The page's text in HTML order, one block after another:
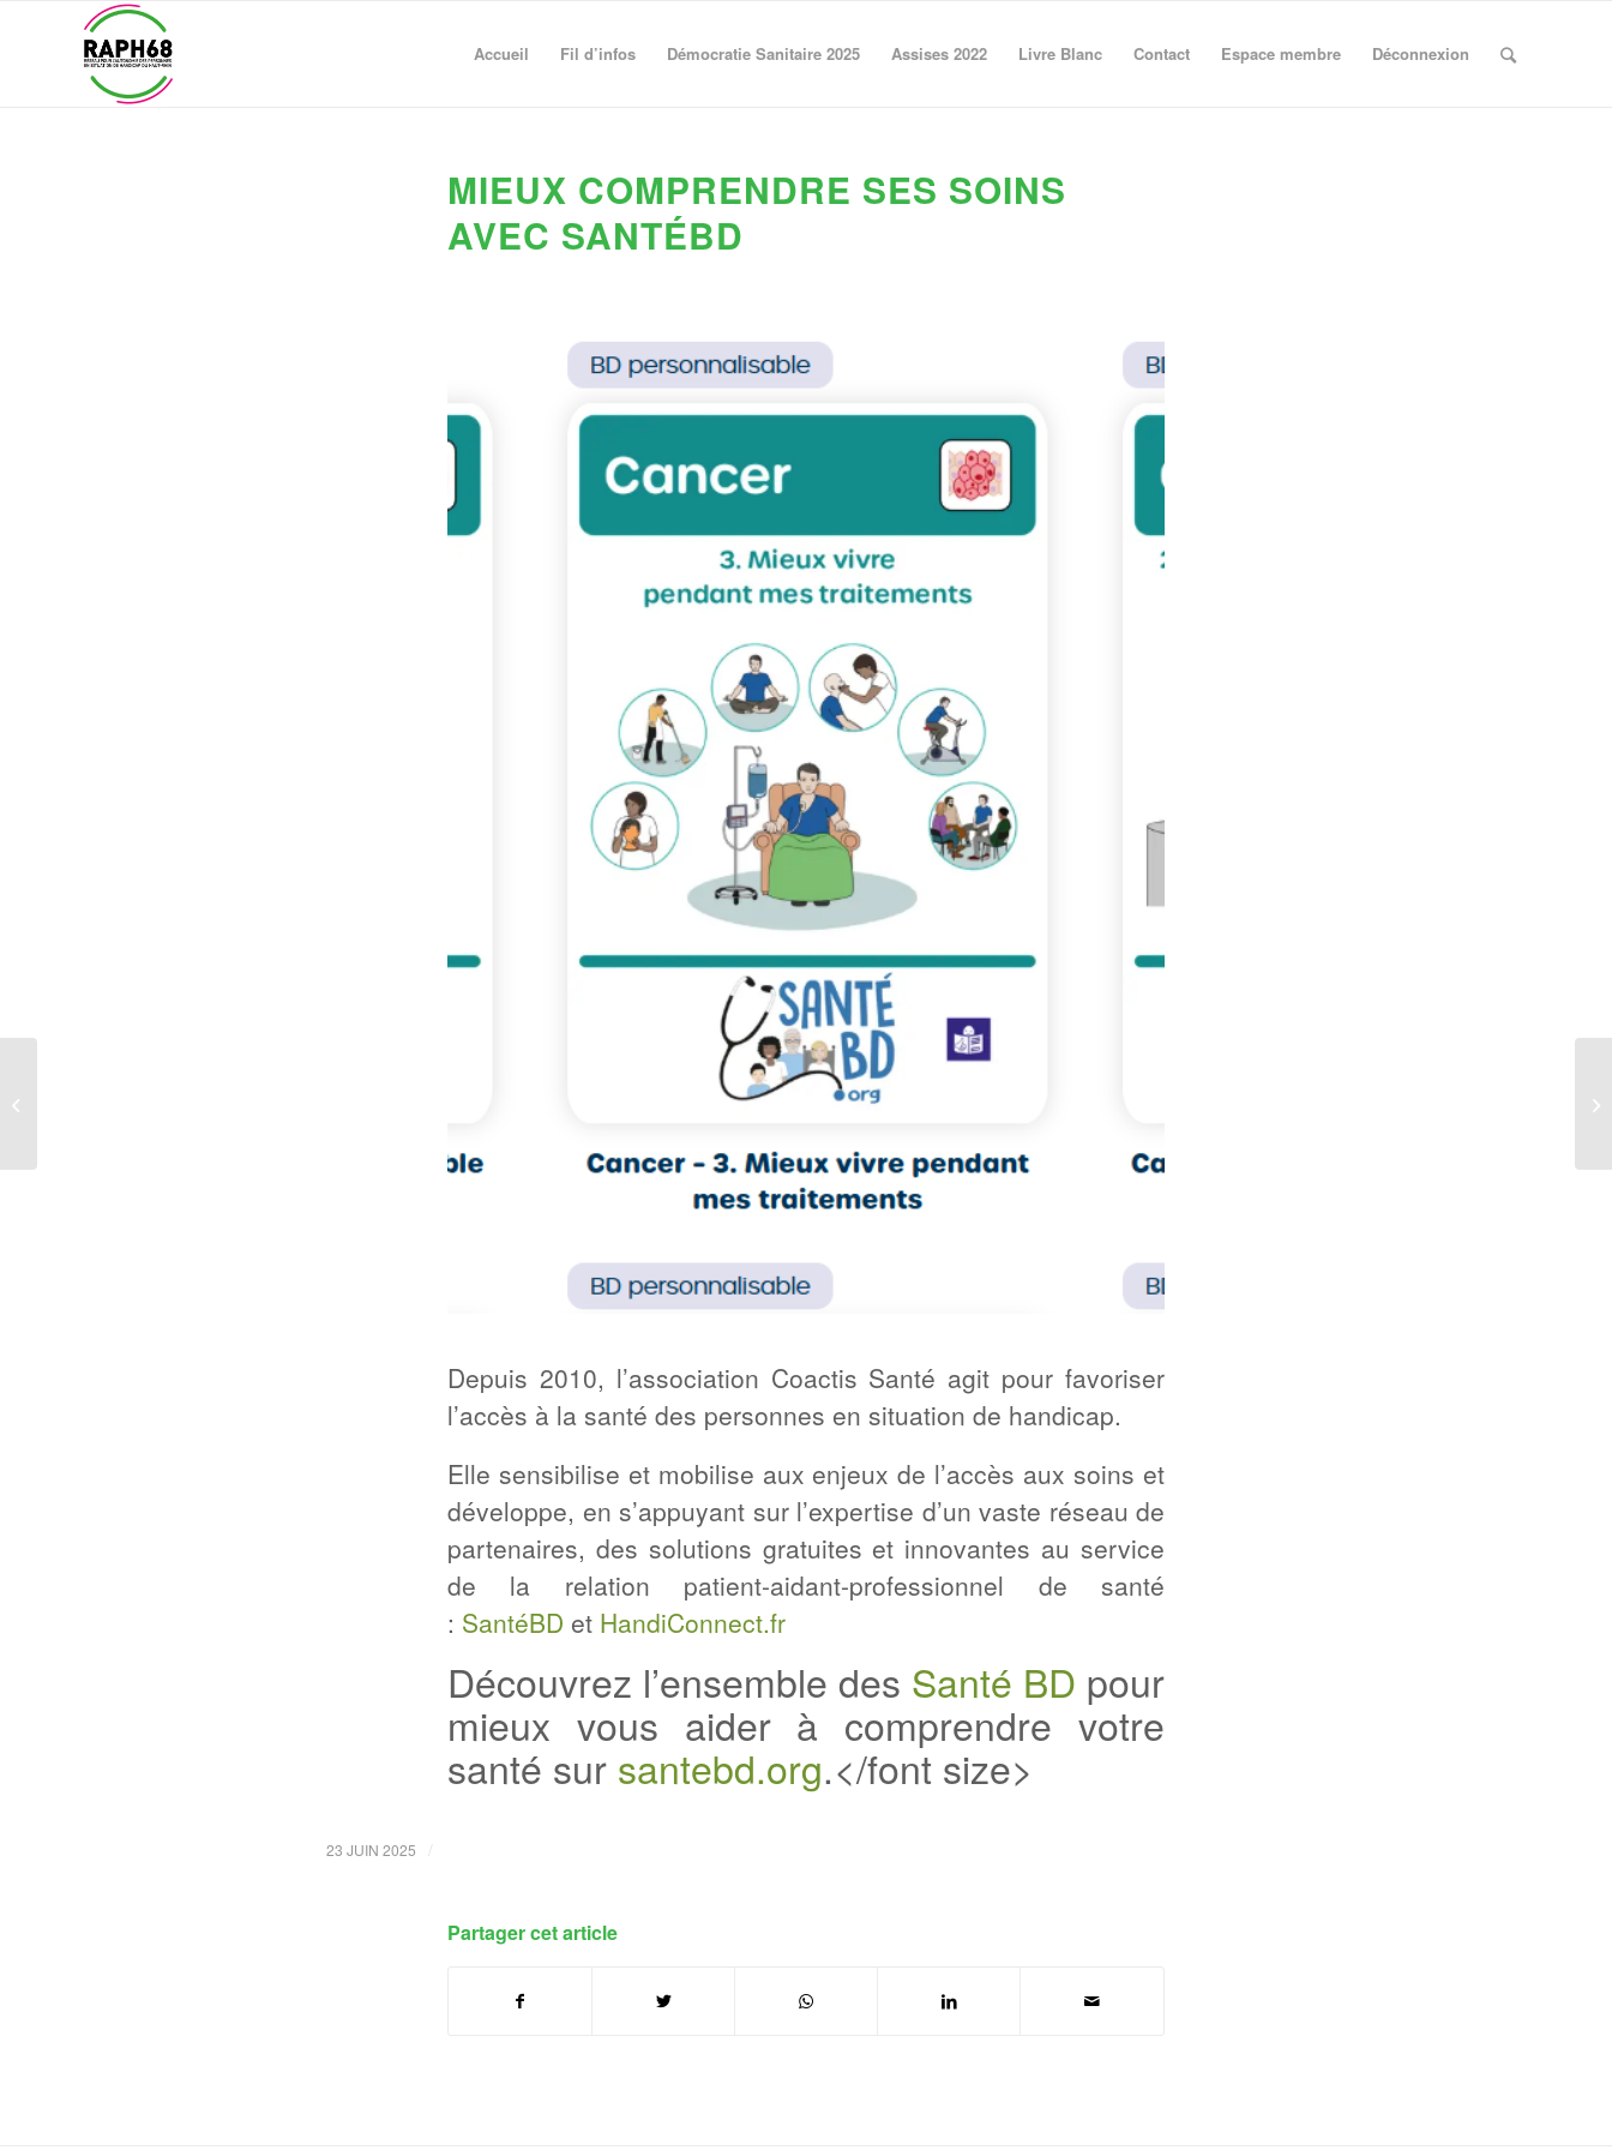
Accueil Fil d’infos Démocratie Sanitaire 2025 Assises 2022 Livre Blanc Contact Espace membre Déconnexion
MIEUX COMPRENDRE SES SOINS
AVEC SANTÉBD
Depuis 2010, l’association Coactis Santé agit pour favoriser
l’accès à la santé des personnes en situation de handicap.
Elle sensibilise et mobilise aux enjeux de l’accès aux soins et
développe, en s’appuyant sur l’expertise d’un vaste réseau de
partenaires, des solutions gratuites et innovantes au service
de la relation patient-aidant-professionnel de santé
: SantéBD et HandiConnect.fr
Découvrez l’ensemble des Santé BD pour
mieux vous aider à comprendre votre
santé sur santebd.org.</font size>
23 JUIN 2025
Partager cet article